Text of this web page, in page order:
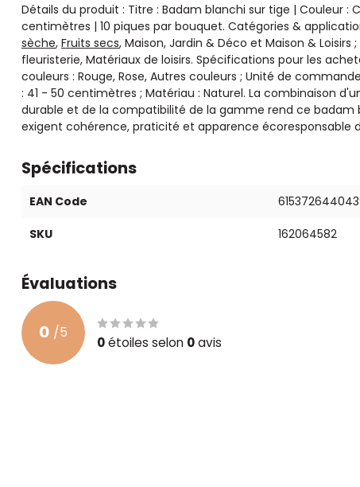
Détails du produit : Titre : Badam blanchi sur tige | Couleur :
centimètres | 10 piques par bouquet. Catégories &
sèche, Fruits secs, Maison, Jardin & Déco et Maison &
fleuristerie, Matériaux de loisirs. Spécifications pour les
couleurs : Rouge, Rose, Autres couleurs ; Unité de
: 41 - 50 centimètres ; Matériau : Naturel. La combinaison
durable et de la compatibilité de la gamme rend ce badam
exigent cohérence, praticité et apparence écoresponsable
Spécifications
EAN Code
SKU 162064582
Évaluations
0 /5
0étoiles selon 0avis